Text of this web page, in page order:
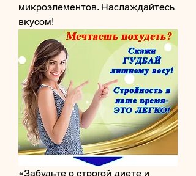
микроэлементов. Наслаждайтесь
вкусом!
«Забудьте о строгой диете и